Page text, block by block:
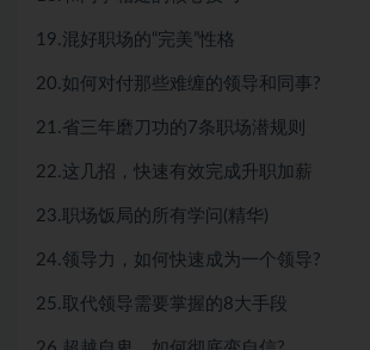
19.混好职场的“完美”性格
20.如何对付那些难缠的领导和同事?
21.省三年磨刀功的7条职场潜规则
22.这几招，快速有效完成升职加薪
23.职场饭局的所有学问(精华)
24.领导力，如何快速成为一个领导?
25.取代领导需要掌握的8大手段